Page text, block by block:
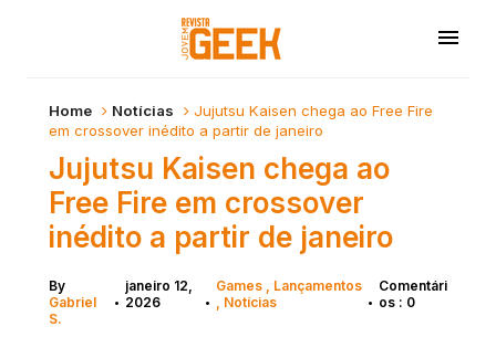
Home Notícias
Jujutsu Kaisen chega ao Free Fire
em crossover inédito a partir de janeiro
Jujutsu Kaisen chega ao
Free Fire em crossover
inédito a partir de janeiro
By
Gabriel
S.
•
janeiro 12,
2026
•
Games
Lançamentos
Notícias
•
Comentári
os : 0